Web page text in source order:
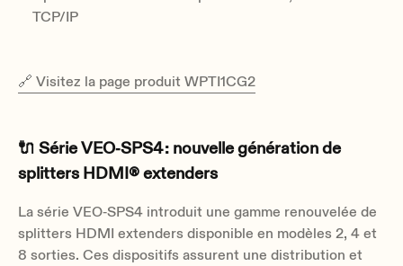
TCP/IP
🔗 Visitez la page produit WPTI1CG2
🔌 Série VEO‑SPS4 : nouvelle génération de
splitters HDMI® extenders
La série VEO‑SPS4 introduit une gamme renouvelée de
splitters HDMI extenders disponible en modèles 2, 4 et
8 sorties. Ces dispositifs assurent une distribution et